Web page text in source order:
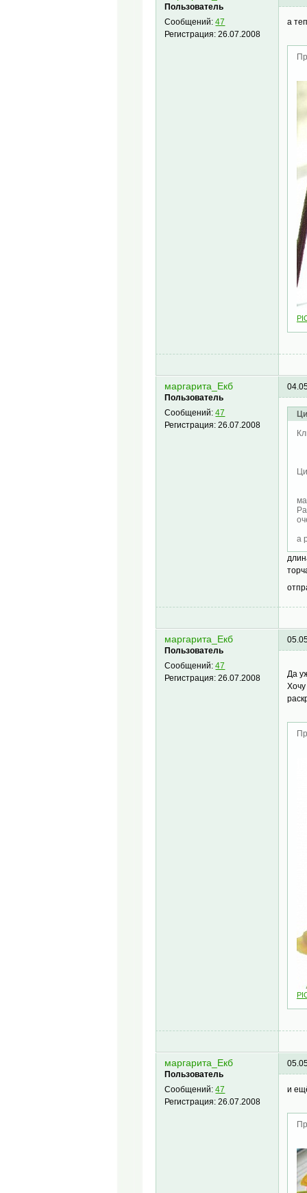
Пользователь
Сообщений:47
Регистрация:26.07.2008
а
маргарита_Екб
Пользователь
Сообщений:47
Регистрация:26.07.2008
а
маргарита_Екб
Пользователь
Сообщений:47
Регистрация:26.07.2008
Да
маргарита_Екб
Пользователь
Сообщений:47
Регистрация:26.07.2008
и